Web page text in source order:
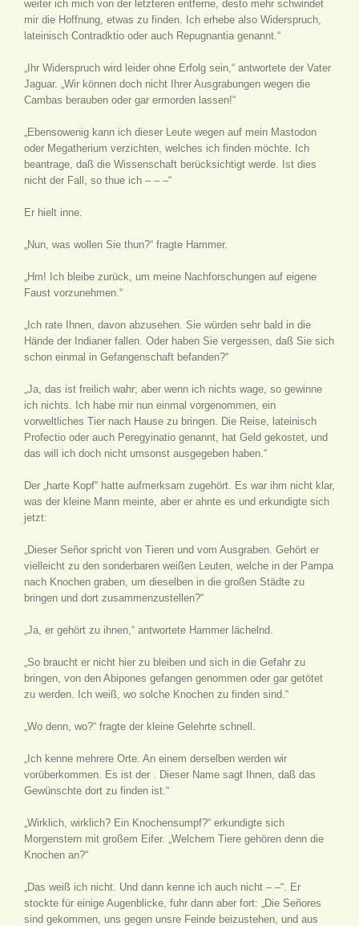
weiter ich mich von der letzteren entferne, desto mehr schwindet
mir die Hoffnung, etwas zu finden. Ich erhebe also Widerspruch,
lateinisch Contradktio oder auch Repugnantia genannt.“
„Ihr Widerspruch wird leider ohne Erfolg sein,“ antwortete der Vater
Jaguar. „Wir können doch nicht Ihrer Ausgrabungen wegen die
Cambas berauben oder gar ermorden lassen!“
„Ebensowenig kann ich dieser Leute wegen auf mein Mastodon
oder Megatherium verzichten, welches ich finden möchte. Ich
beantrage, daß die Wissenschaft berücksichtigt werde. Ist dies
nicht der Fall, so thue ich – – –“
Er hielt inne.
„Nun, was wollen Sie thun?“ fragte Hammer.
„Hm! Ich bleibe zurück, um meine Nachforschungen auf eigene
Faust vorzunehmen.“
„Ich rate Ihnen, davon abzusehen. Sie würden sehr bald in die
Hände der Indianer fallen. Oder haben Sie vergessen, daß Sie sich
schon einmal in Gefangenschaft befanden?“
„Ja, das ist freilich wahr; aber wenn ich nichts wage, so gewinne
ich nichts. Ich habe mir nun einmal vorgenommen, ein
vorweltliches Tier nach Hause zu bringen. Die Reise, lateinisch
Profectio oder auch Peregyinatio genannt, hat Geld gekostet, und
das will ich doch nicht umsonst ausgegeben haben.“
Der „harte Kopf“ hatte aufmerksam zugehört. Es war ihm nicht klar,
was der kleine Mann meinte, aber er ahnte es und erkundigte sich
jetzt:
„Dieser Señor spricht von Tieren und vom Ausgraben. Gehört er
vielleicht zu den sonderbaren weißen Leuten, welche in der Pampa
nach Knochen graben, um dieselben in die großen Städte zu
bringen und dort zusammenzustellen?“
„Ja, er gehört zu ihnen,“ antwortete Hammer lächelnd.
„So braucht er nicht hier zu bleiben und sich in die Gefahr zu
bringen, von den Abipones gefangen genommen oder gar getötet
zu werden. Ich weiß, wo solche Knochen zu finden sind.“
„Wo denn, wo?“ fragte der kleine Gelehrte schnell.
„Ich kenne mehrere Orte. An einem derselben werden wir
vorüberkommen. Es ist der . Dieser Name sagt Ihnen, daß das
Gewünschte dort zu finden ist.“
„Wirklich, wirklich? Ein Knochensumpf?“ erkundigte sich
Morgenstern mit großem Eifer. „Welchem Tiere gehören denn die
Knochen an?“
„Das weiß ich nicht. Und dann kenne ich auch nicht – –“. Er
stockte für einige Augenblicke, fuhr dann aber fort: „Die Señores
sind gekommen, uns gegen unsre Feinde beizustehen, und aus